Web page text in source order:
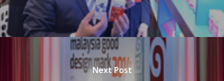
Next Post